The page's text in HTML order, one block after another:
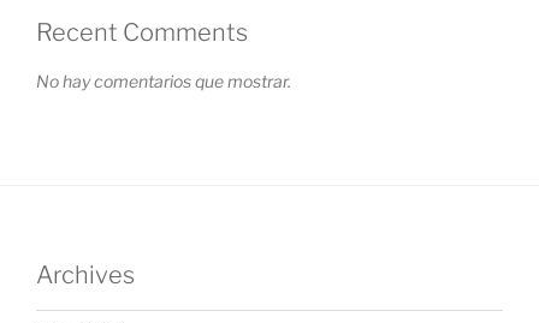
Recent Comments
No hay comentarios que mostrar.
Archives